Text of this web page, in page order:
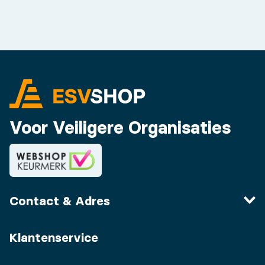
Voor Veiligere Organisaties
Contact & Adres
Klantenservice